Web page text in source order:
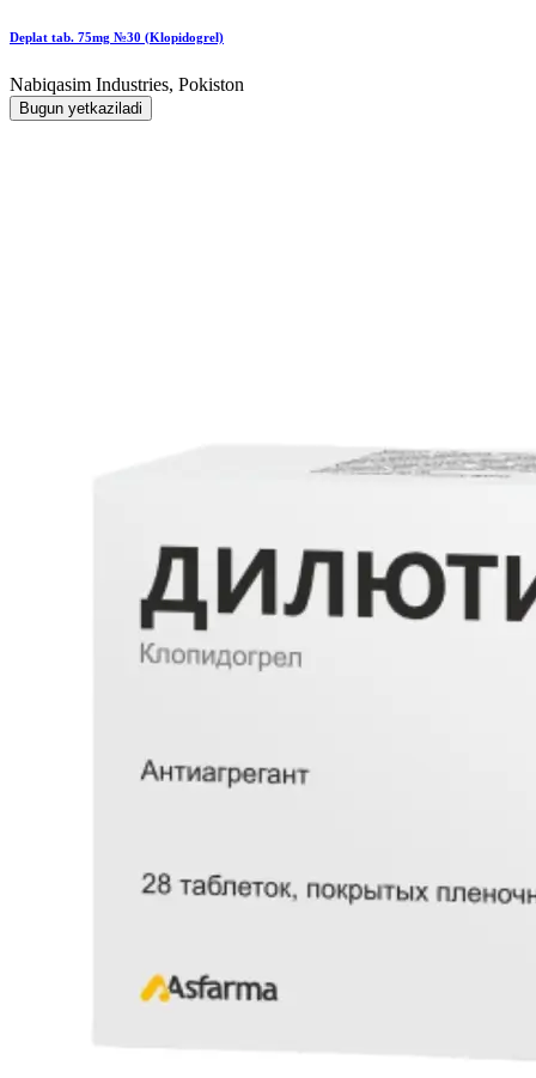
Deplat tab. 75mg №30 (Klopidogrel)
Nabiqasim Industries, Pokiston
Bugun yetkaziladi